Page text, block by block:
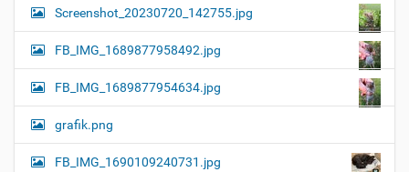
Screenshot_20230720_142755.jpg
FB_IMG_1689877958492.jpg
FB_IMG_1689877954634.jpg
grafik.png
FB_IMG_1690109240731.jpg